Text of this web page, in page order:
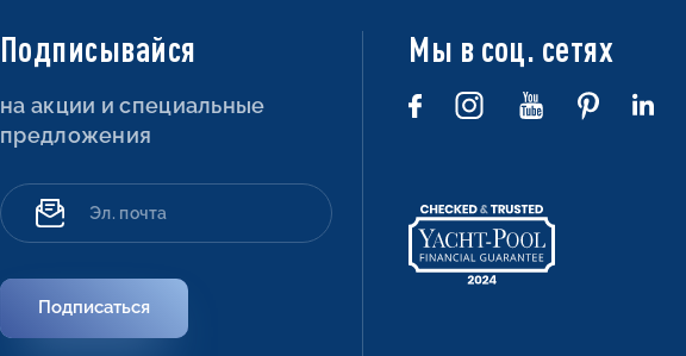
Подписывайся
на акции и специальные
предложения
Подписаться
Мы в соц. сетях